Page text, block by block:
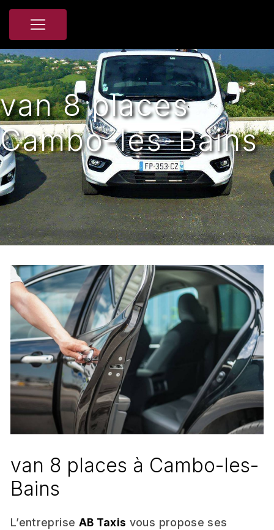
van 8 places
Cambo-les-Bains
van 8 places à Cambo-les-
Bains
L’entreprise AB Taxis vous propose ses
Panneau de gestion des cookies